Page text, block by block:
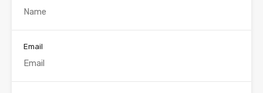
Email